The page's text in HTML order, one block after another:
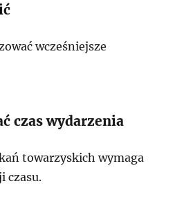
wcześniejsze
czas wydarzenia
towarzyskich wymaga
czasu.